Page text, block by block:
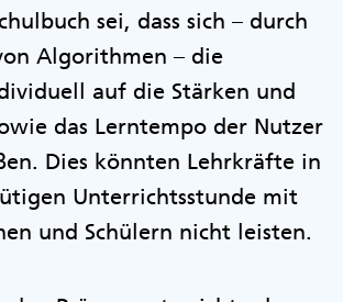
sei, dass sich – durch
Algorithmen – die
auf die Stärken und
das Lerntempo der Nutzer
Dies könnten Lehrkräfte in
Unterrichtsstunde mit
und Schülern nicht leisten.